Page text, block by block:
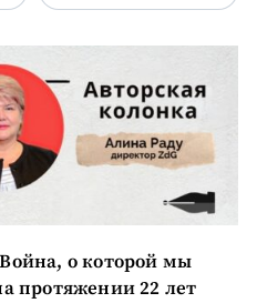
Война, о которой мы
протяжении 22 лет
ИСТОЧНИК
Имя + Моё имя